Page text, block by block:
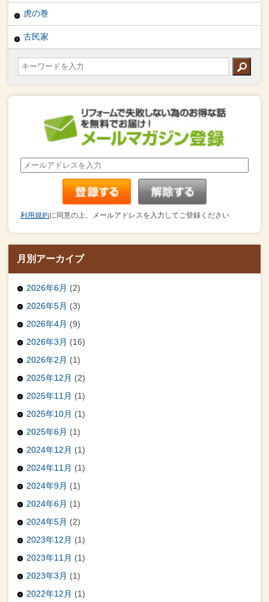
虎の巻
古民家
利用規約に同意の上、メールアドレスを入力してご登録ください
月別アーカイブ
2026年6月 (2)
2026年5月 (3)
2026年4月 (9)
2026年3月 (16)
2026年2月 (1)
2025年12月 (2)
2025年11月 (1)
2025年10月 (1)
2025年6月 (1)
2024年12月 (1)
2024年11月 (1)
2024年9月 (1)
2024年6月 (1)
2024年5月 (2)
2023年12月 (1)
2023年11月 (1)
2023年3月 (1)
2022年12月 (1)